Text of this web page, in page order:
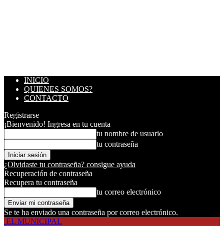
INICIO
QUIENES SOMOS?
CONTACTO
Registrarse
¡Bienvenido! Ingresa en tu cuenta
tu nombre de usuario
tu contraseña
¿Olvidaste tu contraseña? consigue ayuda
Recuperación de contraseña
Recupera tu contraseña
tu correo electrónico
Se te ha enviado una contraseña por correo electrónico.
EL MUNICIPAL